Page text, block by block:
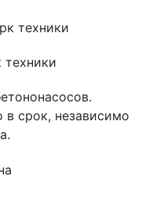
техники
в срок, независимо